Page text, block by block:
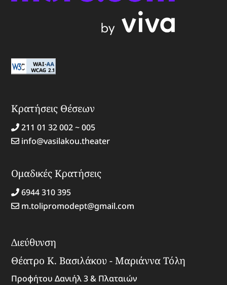
Κρατήσεις Θέσεων
211 01 32 002 ~ 005
info@vasilakou.theater
Ομαδικές Κρατήσεις
6944 310 395
m.tolipromodept@gmail.com
Διεύθυνση
Θέατρο Κ. Βασιλάκου - Μαριάννα Τόλη
Προφήτου Δανιήλ 3 & Πλαταιών